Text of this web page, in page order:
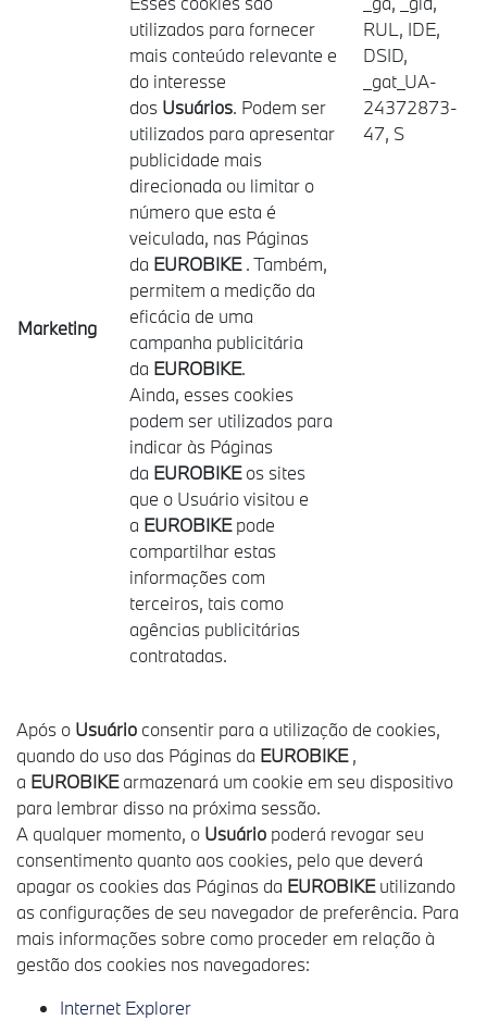
Marketing
utilizados para fornecer
mais conteúdo relevante e
do interesse
dos Usuários. Podem ser
utilizados para apresentar
publicidade mais
direcionada ou limitar o
número que esta é
veiculada, nas Páginas
da EUROBIKE. Também,
permitem a medição da
eficácia de uma
campanha publicitária
da EUROBIKE.
Ainda, esses cookies
podem ser utilizados para
indicar às Páginas
da EUROBIKEos sites
que o Usuário visitou e
a EUROBIKEpode
compartilhar estas
informações com
terceiros, tais como
agências publicitárias
contratadas.
RUL, IDE,
DSID,
_gat_UA-
24372873-
47, S
Após o Usuário consentir para a utilização de cookies,
quando do uso das Páginas da EUROBIKE,
a EUROBIKEarmazenará um cookie em seu dispositivo
para lembrar disso na próxima sessão.
A qualquer momento, o Usuário poderá revogar seu
consentimento quanto aos cookies, pelo que deverá
apagar os cookies das Páginas da EUROBIKEutilizando
as configurações de seu navegador de preferência. Para
mais informações sobre como proceder em relação à
gestão dos cookies nos navegadores:
Internet Explorer